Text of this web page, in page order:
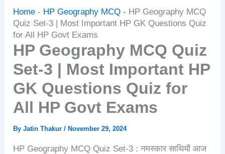
Home - HP Geography MCQ - HP Geography MCQ
Quiz Set-3 | Most Important HP GK Questions Quiz
for All HP Govt Exams
HP Geography MCQ Quiz
Set-3 | Most Important HP
GK Questions Quiz for
All HP Govt Exams
ByJatin Thakur/November 29, 2024
HP Geography MCQ Quiz Set-3 : नमस्कार साथियों आज